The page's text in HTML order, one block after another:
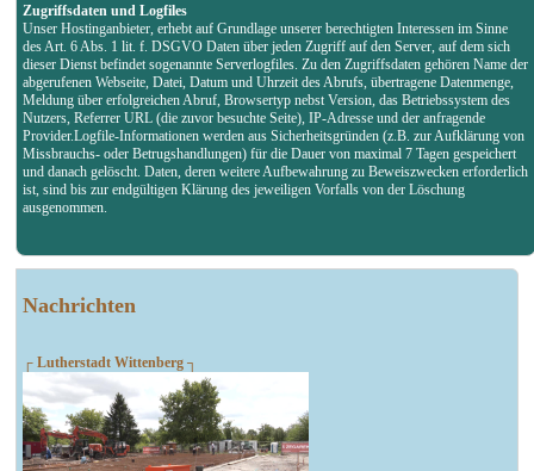
Nachrichten
┌ Lutherstadt Wittenberg ┐
Zugriffsdaten und Logfiles
Unser Hostinganbieter, erhebt auf Grundlage unserer berechtigten Interessen im Sinne
des Art. 6 Abs. 1 lit. f. DSGVO Daten über jeden Zugriff auf den Server, auf dem sich
dieser Dienst befindet sogenannte Serverlogfiles. Zu den Zugriffsdaten gehören Name der
abgerufenen Webseite, Datei, Datum und Uhrzeit des Abrufs, übertragene Datenmenge,
Meldung über erfolgreichen Abruf, Browsertyp nebst Version, das Betriebssystem des
Nutzers, Referrer URL (die zuvor besuchte Seite), IP-Adresse und der anfragende
Provider.Logfile-Informationen werden aus Sicherheitsgründen (z.B. zur Aufklärung von
Missbrauchs- oder Betrugshandlungen) für die Dauer von maximal 7 Tagen gespeichert
und danach gelöscht. Daten, deren weitere Aufbewahrung zu Beweiszwecken erforderlich
ist, sind bis zur endgültigen Klärung des jeweiligen Vorfalls von der Löschung
ausgenommen.